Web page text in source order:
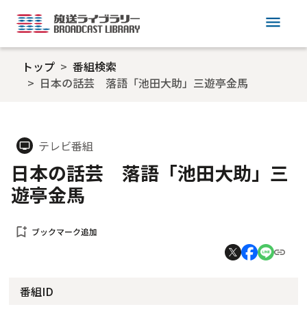
menu
トップ
番組検索
日本の話芸 落語「池田大助」三遊亭金馬
tv テレビ番組
日本の話芸 落語「池田大助」三
遊亭金馬
bookmark_add ブックマーク追加
番組ID